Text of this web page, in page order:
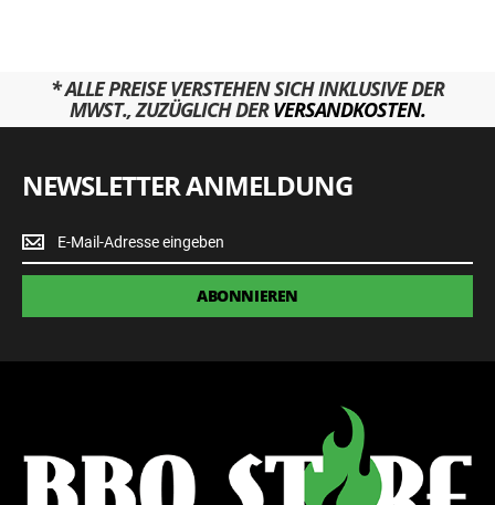
* ALLE PREISE VERSTEHEN SICH INKLUSIVE DER
MWST., ZUZÜGLICH DERVERSANDKOSTEN.
NEWSLETTER ANMELDUNG
Newsletter
Anmeldung
ABONNIEREN